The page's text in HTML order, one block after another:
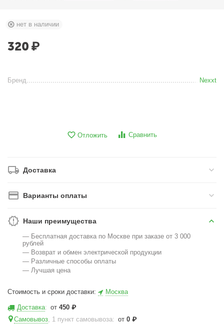
нет в наличии
320 ₽
Бренд Nexxt
Отложить Сравнить
Доставка
Варианты оплаты
Наши преимущества
— Бесплатная доставка по Москве при заказе от 3 000
рублей
— Возврат и обмен электрической продукции
— Различные способы оплаты
— Лучшая цена
Стоимость и сроки доставки: Москва
Доставка: от450 ₽
Самовывоз, 1 пункт самовывоза: от0 ₽